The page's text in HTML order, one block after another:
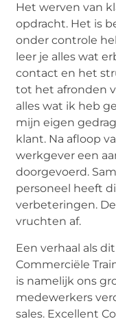
Het werven van
opdracht. Het is
onder controle
leer je alles wat
contact en het
tot het afronden
alles wat ik heb
mijn eigen
klant. Na afloop
werkgever een
doorgevoerd.
personeel heeft
verbeteringen.
vruchten af.
Een verhaal als
Commerciële
is namelijk ons
medewerkers
sales. Excellent